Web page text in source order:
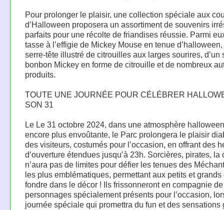
Pour prolonger le plaisir, une collection spéciale aux
d’Halloween proposera un assortiment de souvenirs
parfaits pour une récolte de friandises réussie. Parmi
tasse à l’effigie de Mickey Mouse en tenue d’halloween,
serre-tête illustré de citrouilles aux larges sourires, d’un
bonbon Mickey en forme de citrouille et de nombreux
produits.
TOUTE UNE JOURNÉE POUR CÉLÉBRER
SON 31
Le Le 31 octobre 2024, dans une atmosphère
encore plus envoûtante, le Parc prolongera le plaisir
des visiteurs, costumés pour l’occasion, en offrant des
d’ouverture étendues jusqu’à 23h. Sorcières, pirates, la
n’aura pas de limites pour défier les tenues des
les plus emblématiques, permettant aux petits et grands
fondre dans le décor ! Ils frissonneront en compagnie de
personnages spécialement présents pour l’occasion,
journée spéciale qui promettra du fun et des sensations